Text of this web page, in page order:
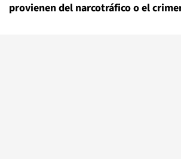
provienen del narcotráfico o el